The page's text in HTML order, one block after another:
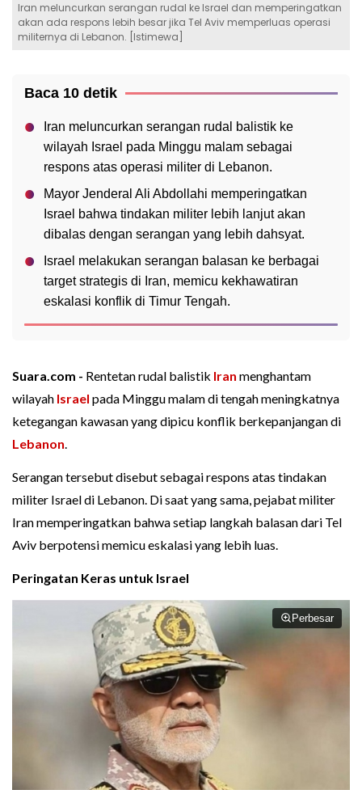
Iran meluncurkan serangan rudal ke Israel dan memperingatkan
akan ada respons lebih besar jika Tel Aviv memperluas operasi
militernya di Lebanon. [Istimewa]
Baca 10 detik
Iran meluncurkan serangan rudal balistik ke
wilayah Israel pada Minggu malam sebagai
respons atas operasi militer di Lebanon.
Mayor Jenderal Ali Abdollahi memperingatkan
Israel bahwa tindakan militer lebih lanjut akan
dibalas dengan serangan yang lebih dahsyat.
Israel melakukan serangan balasan ke berbagai
target strategis di Iran, memicu kekhawatiran
eskalasi konflik di Timur Tengah.
Suara.com - Rentetan rudal balistik Iran menghantam
wilayah Israel pada Minggu malam di tengah meningkatnya
ketegangan kawasan yang dipicu konflik berkepanjangan di
Lebanon.
Serangan tersebut disebut sebagai respons atas tindakan
militer Israel di Lebanon. Di saat yang sama, pejabat militer
Iran memperingatkan bahwa setiap langkah balasan dari Tel
Aviv berpotensi memicu eskalasi yang lebih luas.
Peringatan Keras untuk Israel
Perbesar